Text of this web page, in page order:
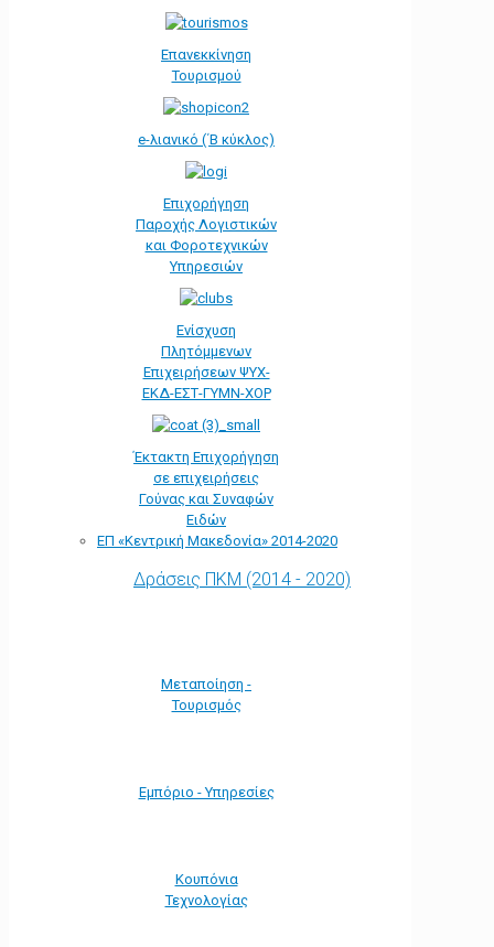
Επανεκκίνηση
Τουρισμού
e-λιανικό (΄Β κύκλος)
Επιχορήγηση
Παροχής Λογιστικών
και Φοροτεχνικών
Υπηρεσιών
Ενίσχυση
Πλητόμμενων
Επιχειρήσεων ΨΥΧ-
ΕΚΔ-ΕΣΤ-ΓΥΜΝ-ΧΟΡ
Έκτακτη Επιχορήγηση
σε επιχειρήσεις
Γούνας και Συναφών
Ειδών
ΕΠ «Kεντρική Μακεδονία» 2014-2020
Δράσεις ΠΚΜ (2014 - 2020)
Μεταποίηση -
Τουρισμός
Εμπόριο - Υπηρεσίες
Κουπόνια
Τεχνολογίας